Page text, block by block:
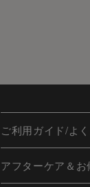
ご利用ガイド/よ
アフターケア＆お